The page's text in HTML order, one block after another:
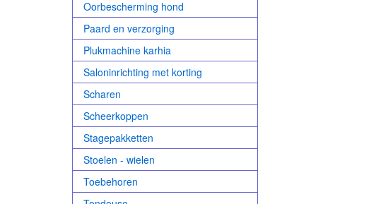
Oorbescherming hond
Paard en verzorging
Plukmachine karhia
Saloninrichting met korting
Scharen
Scheerkoppen
Stagepakketten
Stoelen - wielen
Toebehoren